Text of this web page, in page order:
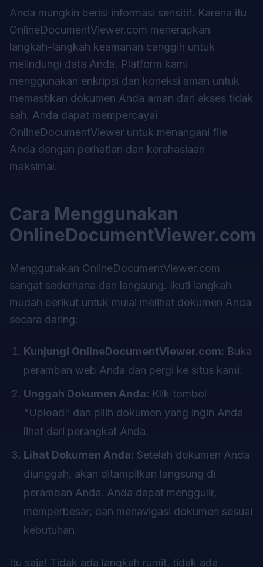
Anda mungkin berisi informasi sensitif. Karena itu
OnlineDocumentViewer.com menerapkan
langkah-langkah keamanan canggih untuk
melindungi data Anda. Platform kami
menggunakan enkripsi dan koneksi aman untuk
memastikan dokumen Anda aman dari akses tidak
sah. Anda dapat mempercayai
OnlineDocumentViewer untuk menangani file
Anda dengan perhatian dan kerahasiaan
maksimal.
Cara Menggunakan
OnlineDocumentViewer.com
Menggunakan OnlineDocumentViewer.com
sangat sederhana dan langsung. Ikuti langkah
mudah berikut untuk mulai melihat dokumen Anda
secara daring:
Kunjungi OnlineDocumentViewer.com: Buka
peramban web Anda dan pergi ke situs kami.
Unggah Dokumen Anda: Klik tombol
"Upload" dan pilih dokumen yang ingin Anda
lihat dari perangkat Anda.
Lihat Dokumen Anda: Setelah dokumen Anda
diunggah, akan ditampilkan langsung di
peramban Anda. Anda dapat menggulir,
memperbesar, dan menavigasi dokumen sesuai
kebutuhan.
Itu saja! Tidak ada langkah rumit, tidak ada